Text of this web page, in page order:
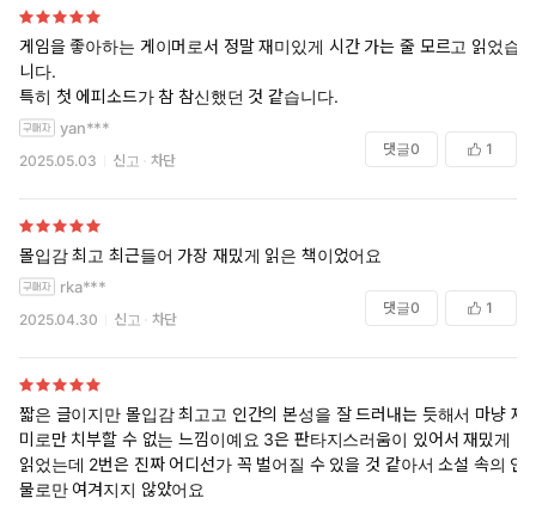
게임을 좋아하는 게이머로서 정말 재미있게 시간 가는 줄 모르고 읽었습
니다.
특히 첫 에피소드가 참 참신했던 것 같습니다.
yan***
2025.05.03 신고 차단
댓글0 1
몰입감 최고 최근들어 가장 재밌게 읽은 책이었어요
rka***
2025.04.30 신고 차단
댓글0 1
짧은 글이지만 몰입감 최고고 인간의 본성을 잘 드러내는 듯해서 마냥 재
미로만 치부할 수 없는 느낌이예요 3은 판타지스러움이 있어서 재밌게
읽었는데 2번은 진짜 어디선가 꼭 벌어질 수 있을 것 같아서 소설 속의 인
물로만 여겨지지 않았어요